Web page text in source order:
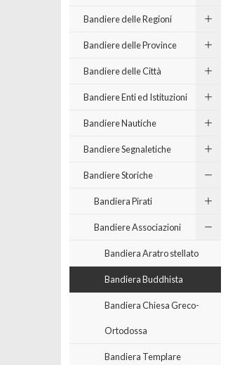
Bandiere delle Regioni
Bandiere delle Province
Bandiere delle Città
Bandiere Enti ed Istituzioni
Bandiere Nautiche
Bandiere Segnaletiche
Bandiere Storiche
Bandiera Pirati
Bandiere Associazioni
Bandiera Aratro stellato
Bandiera Buddhista
Bandiera Chiesa Greco-
Ortodossa
Bandiera Templare